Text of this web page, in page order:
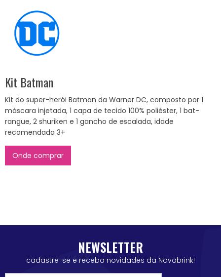
Kit Batman
Kit do super-herói Batman da Warner DC, composto por 1
máscara injetada, 1 capa de tecido 100% poliéster, 1 bat-
rangue, 2 shuriken e 1 gancho de escalada, idade
recomendada 3+
Onde comprar
NEWSLETTER
cadastre-se e receba novidades da Novabrink!